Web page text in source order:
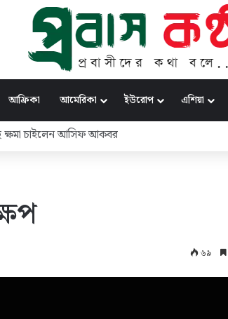
আফ্রিকা আমেরিকা ইউরোপ এশিয়া
৬৯